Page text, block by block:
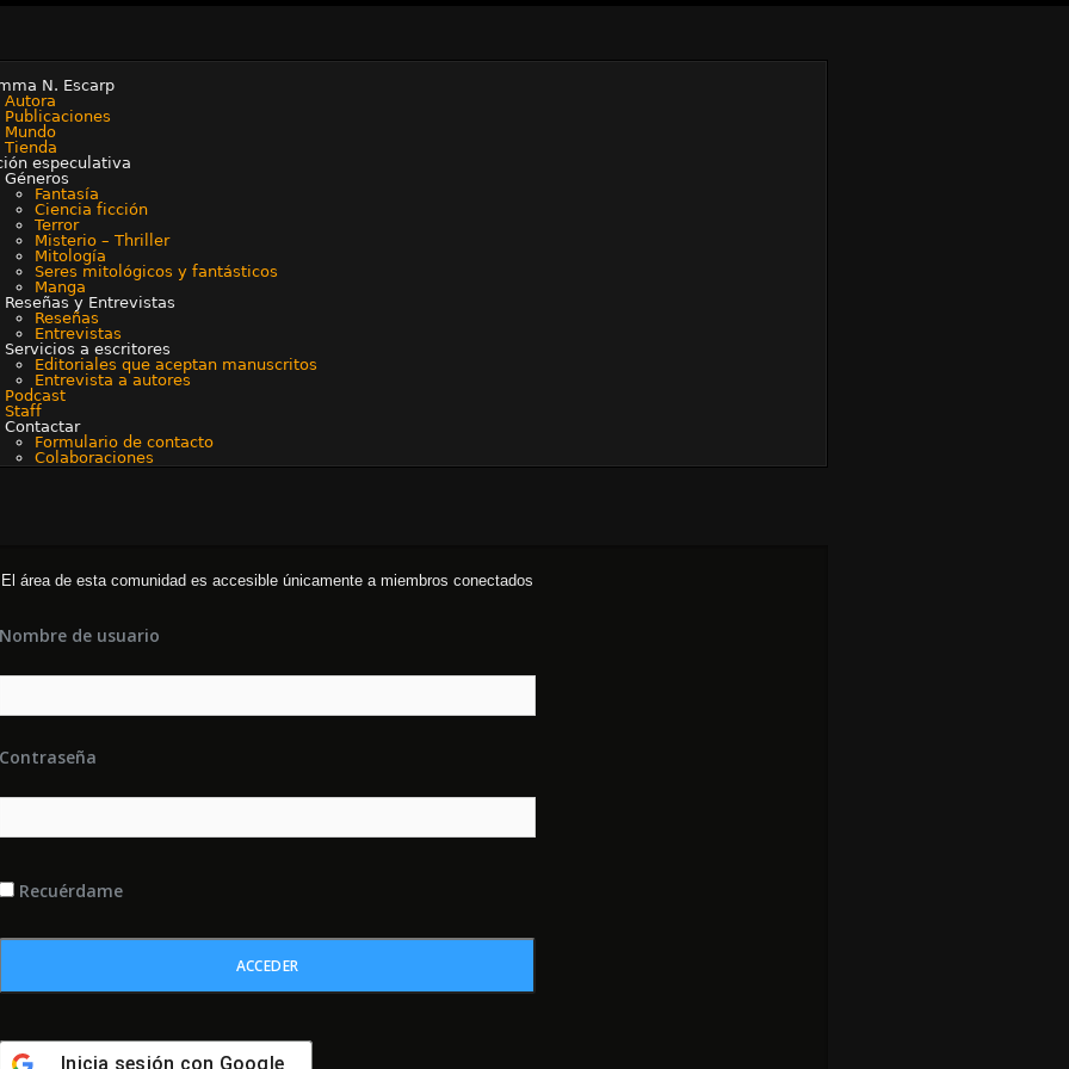
N. Escarp
Autora
Publicaciones
Mundo
Tienda
especulativa
Géneros
Fantasía
Ciencia ficción
Terror
Misterio – Thriller
Mitología
Seres mitológicos y fantásticos
Manga
Reseñas y Entrevistas
Reseñas
Entrevistas
Servicios a escritores
Editoriales que aceptan manuscritos
Entrevista a autores
Podcast
Staff
Contactar
Formulario de contacto
Colaboraciones
El área de esta comunidad es accesible únicamente a miembros conectados
Nombre de usuario
Contraseña
Recuérdame
Inicia sesión con Google